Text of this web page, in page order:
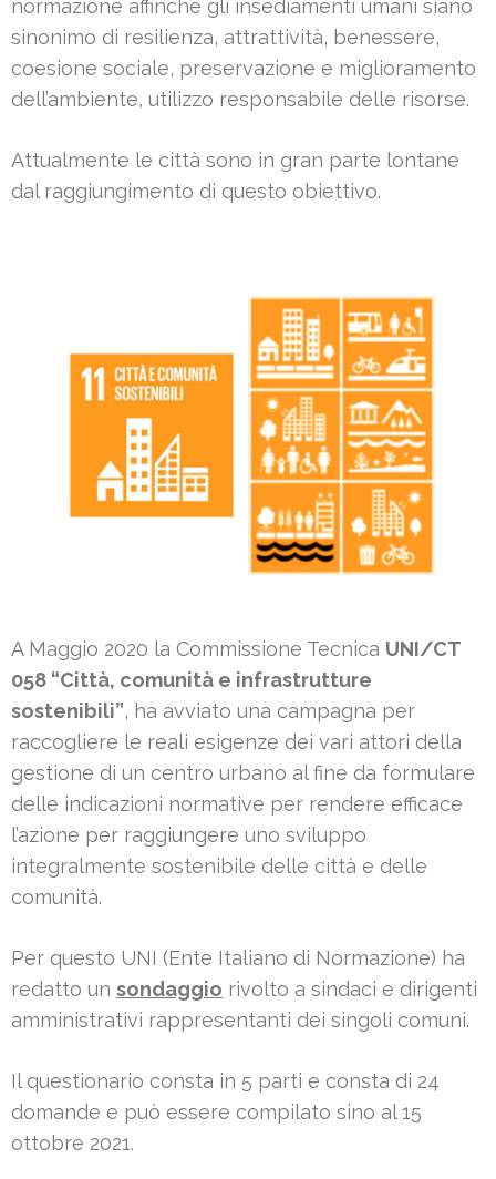
normazione affinché gli insediamenti umani siano
sinonimo di resilienza, attrattività, benessere,
coesione sociale, preservazione e miglioramento
dell’ambiente, utilizzo responsabile delle risorse.
Attualmente le città sono in gran parte lontane
dal raggiungimento di questo obiettivo.
A Maggio 2020 la Commissione Tecnica UNI/CT
058 “Città, comunità e infrastrutture
sostenibili”, ha avviato una campagna per
raccogliere le reali esigenze dei vari attori della
gestione di un centro urbano al fine da formulare
delle indicazioni normative per rendere efficace
l’azione per raggiungere uno sviluppo
integralmente sostenibile delle città e delle
comunità.
Per questo UNI (Ente Italiano di Normazione) ha
redatto un sondaggio rivolto a sindaci e dirigenti
amministrativi rappresentanti dei singoli comuni.
Il questionario consta in 5 parti e consta di 24
domande e può essere compilato sino al 15
ottobre 2021.